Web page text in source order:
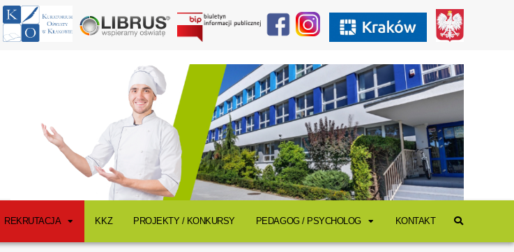
REKRUTACJA KKZ PROJEKTY / KONKURSY PEDAGOG / PSYCHOLOG KONTAKT